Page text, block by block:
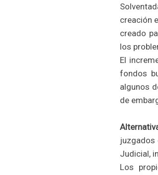
creación
creado
los
El
fondos
algunos
de
juzgados
Judicial,
Los